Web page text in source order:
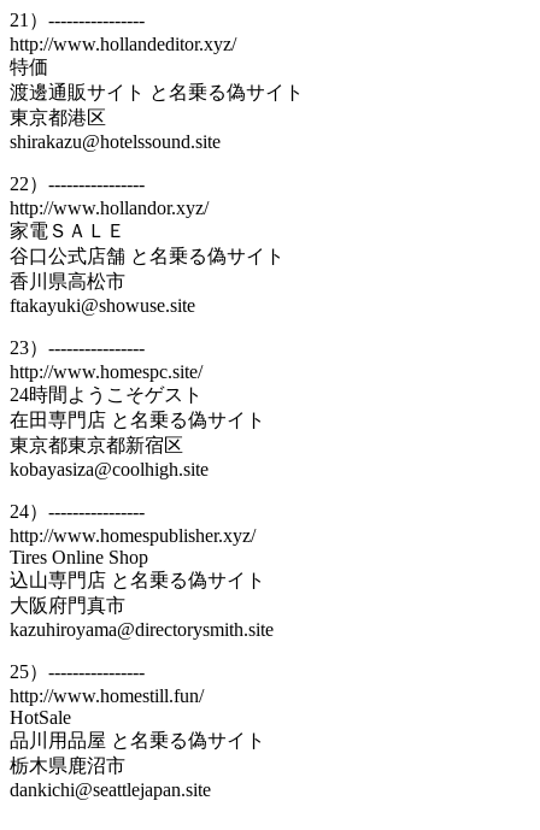
21）----------------
http://www.hollandeditor.xyz/
特価
渡邊通販サイト と名乗る偽サイト
東京都港区
shirakazu@hotelssound.site
22）----------------
http://www.hollandor.xyz/
家電ＳＡＬＥ
谷口公式店舗 と名乗る偽サイト
香川県高松市
ftakayuki@showuse.site
23）----------------
http://www.homespc.site/
24時間ようこそゲスト
在田専門店 と名乗る偽サイト
東京都東京都新宿区
kobayasiza@coolhigh.site
24）----------------
http://www.homespublisher.xyz/
Tires Online Shop
込山専門店 と名乗る偽サイト
大阪府門真市
kazuhiroyama@directorysmith.site
25）----------------
http://www.homestill.fun/
HotSale
品川用品屋 と名乗る偽サイト
栃木県鹿沼市
dankichi@seattlejapan.site